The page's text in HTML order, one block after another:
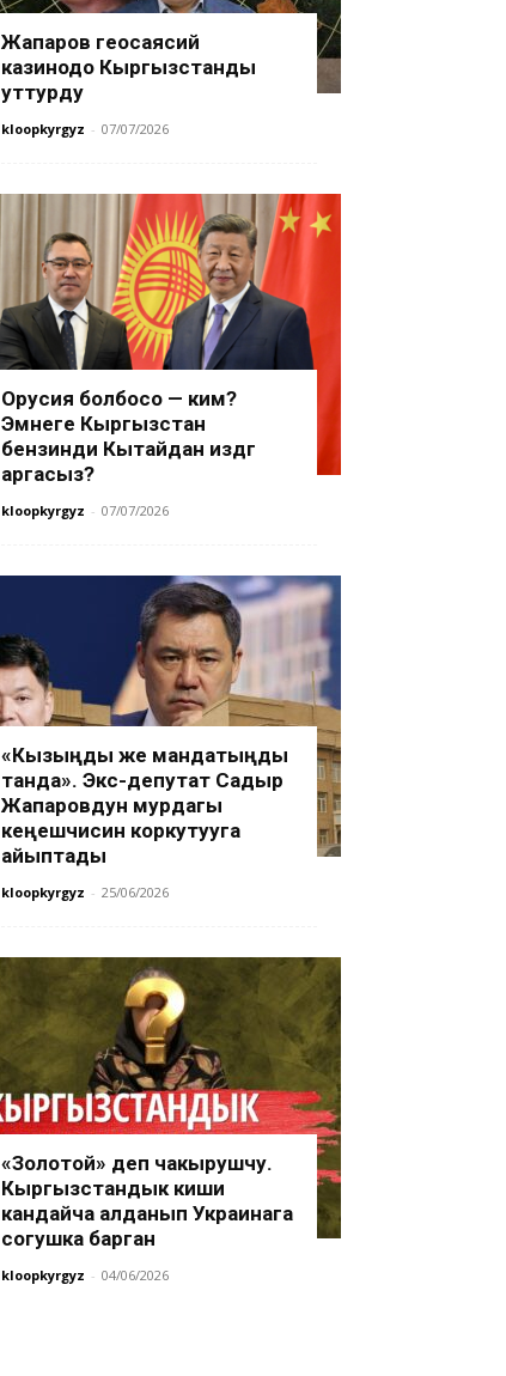
Жапаров геосаясий
казинодо Кыргызстанды
уттурду
kloopkyrgyz - 07/07/2026
Орусия болбосо — ким?
Эмнеге Кыргызстан
бензинди Кытайдан издөөгө
аргасыз?
kloopkyrgyz - 07/07/2026
«Кызыңды же мандатыңды
танда». Экс-депутат Садыр
Жапаровдун мурдагы
кеңешчисин коркутууга
айыптады
kloopkyrgyz - 25/06/2026
«Золотой» деп чакырушчу.
Кыргызстандык киши
кандайча алданып Украинага
согушка барган
kloopkyrgyz - 04/06/2026